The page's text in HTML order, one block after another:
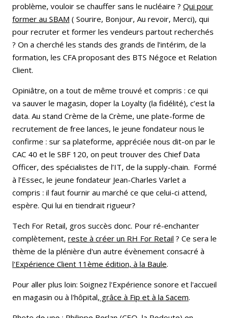
problème, vouloir se chauffer sans le nucléaire ? Qui pour
former au SBAM ( Sourire, Bonjour, Au revoir, Merci), qui
pour recruter et former les vendeurs partout recherchés
? On a cherché les stands des grands de l’intérim, de la
formation, les CFA proposant des BTS Négoce et Relation
Client.
Opiniâtre, on a tout de même trouvé et compris : ce qui
va sauver le magasin, doper la Loyalty (la fidélité), c’est la
data. Au stand Crème de la Crème, une plate-forme de
recrutement de free lances, le jeune fondateur nous le
confirme : sur sa plateforme, appréciée nous dit-on par le
CAC 40 et le SBF 120, on peut trouver des Chief Data
Officer, des spécialistes de l’IT, de la supply-chain. Formé
à l’Essec, le jeune fondateur Jean-Charles Varlet a
compris : il faut fournir au marché ce que celui-ci attend,
espère. Qui lui en tiendrait rigueur?
Tech For Retail, gros succès donc. Pour ré-enchanter
complètement, reste à créer un RH For Retail ? Ce sera le
thème de la plénière d'un autre évènement consacré à
l'Expérience Client 11ème édition, à la Baule.
Pour aller plus loin: Soignez l'Expérience sonore et l'accueil
en magasin ou à l'hôpital, grâce à Fip et à la Sacem.